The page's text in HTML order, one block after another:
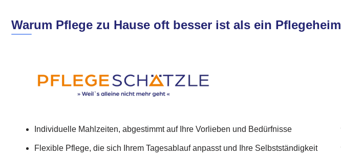
Warum Pflege zu Hause oft besser ist als ein Pflegeheim
Individuelle Mahlzeiten, abgestimmt auf Ihre Vorlieben und Bedürfnisse
Flexible Pflege, die sich Ihrem Tagesablauf anpasst und Ihre Selbstständigkeit